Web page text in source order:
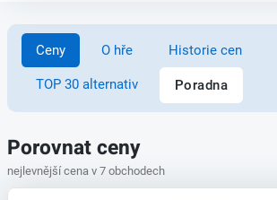
Ceny O hře Historie cen
TOP 30 alternativ Poradna
Porovnat ceny
nejlevnější cena v 7 obchodech